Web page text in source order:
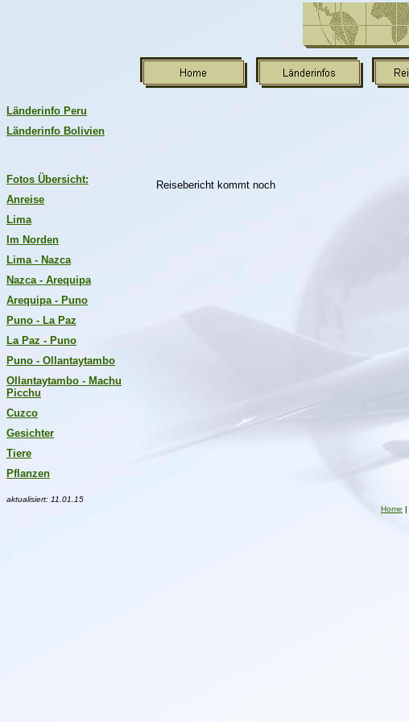
Länderinfo Peru
Länderinfo Bolivien
Fotos Übersicht:
Anreise
Lima
Im Norden
Lima - Nazca
Nazca - Arequipa
Arequipa - Puno
Puno - La Paz
La Paz - Puno
Puno - Ollantaytambo
Ollantaytambo - Machu
Picchu
Cuzco
Gesichter
Tiere
Pflanzen
Reisebericht kommt noch
aktualisiert: 11.01.15
Home |